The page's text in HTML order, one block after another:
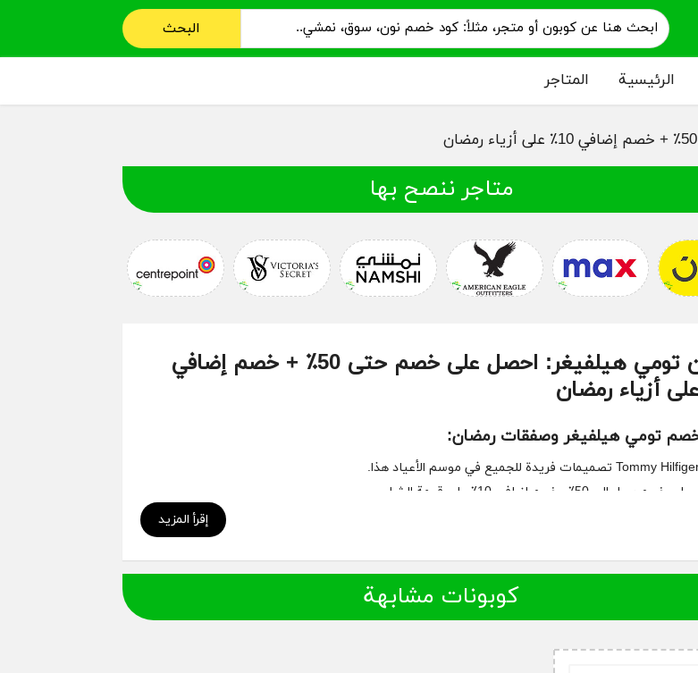
البحث
الرئيسية المتاجر
متاجر ننصح بها
إقرأ المزيد
كوبون تومي هيلفيغر: احصل على خصم حتى 50٪ + خصم إضافي
خصم تومي هيلفيغر وصفقات رمضان:
يصل إلى 50٪ وخصم إضافي 10٪ على قيمة الشراء.
صالح لمستخدمي البحرين والكويت وعمان والمملكة العربية السعودية والإمارات العربية المتحدة.
كوبون خصم تومي هيلفيجر الرمضاني على صفحة الدفع للحصول على المزيد.
كوبونات مشابهة